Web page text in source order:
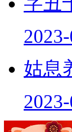
字丑
姑息